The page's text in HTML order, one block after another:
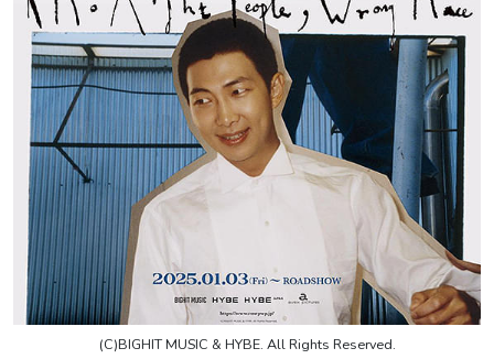
(C)BIGHIT MUSIC & HYBE. All Rights Reserved.